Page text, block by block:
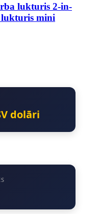
lukturis 2-in-
lukturis mini
dolāri